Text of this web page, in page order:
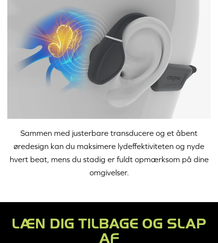
Sammen med justerbare transducere og et åbent
øredesign kan du maksimere lydeffektiviteten og nyde
hvert beat, mens du stadig er fuldt opmærksom på dine
omgivelser.
LÆN DIG TILBAGE OG SLAP
AF